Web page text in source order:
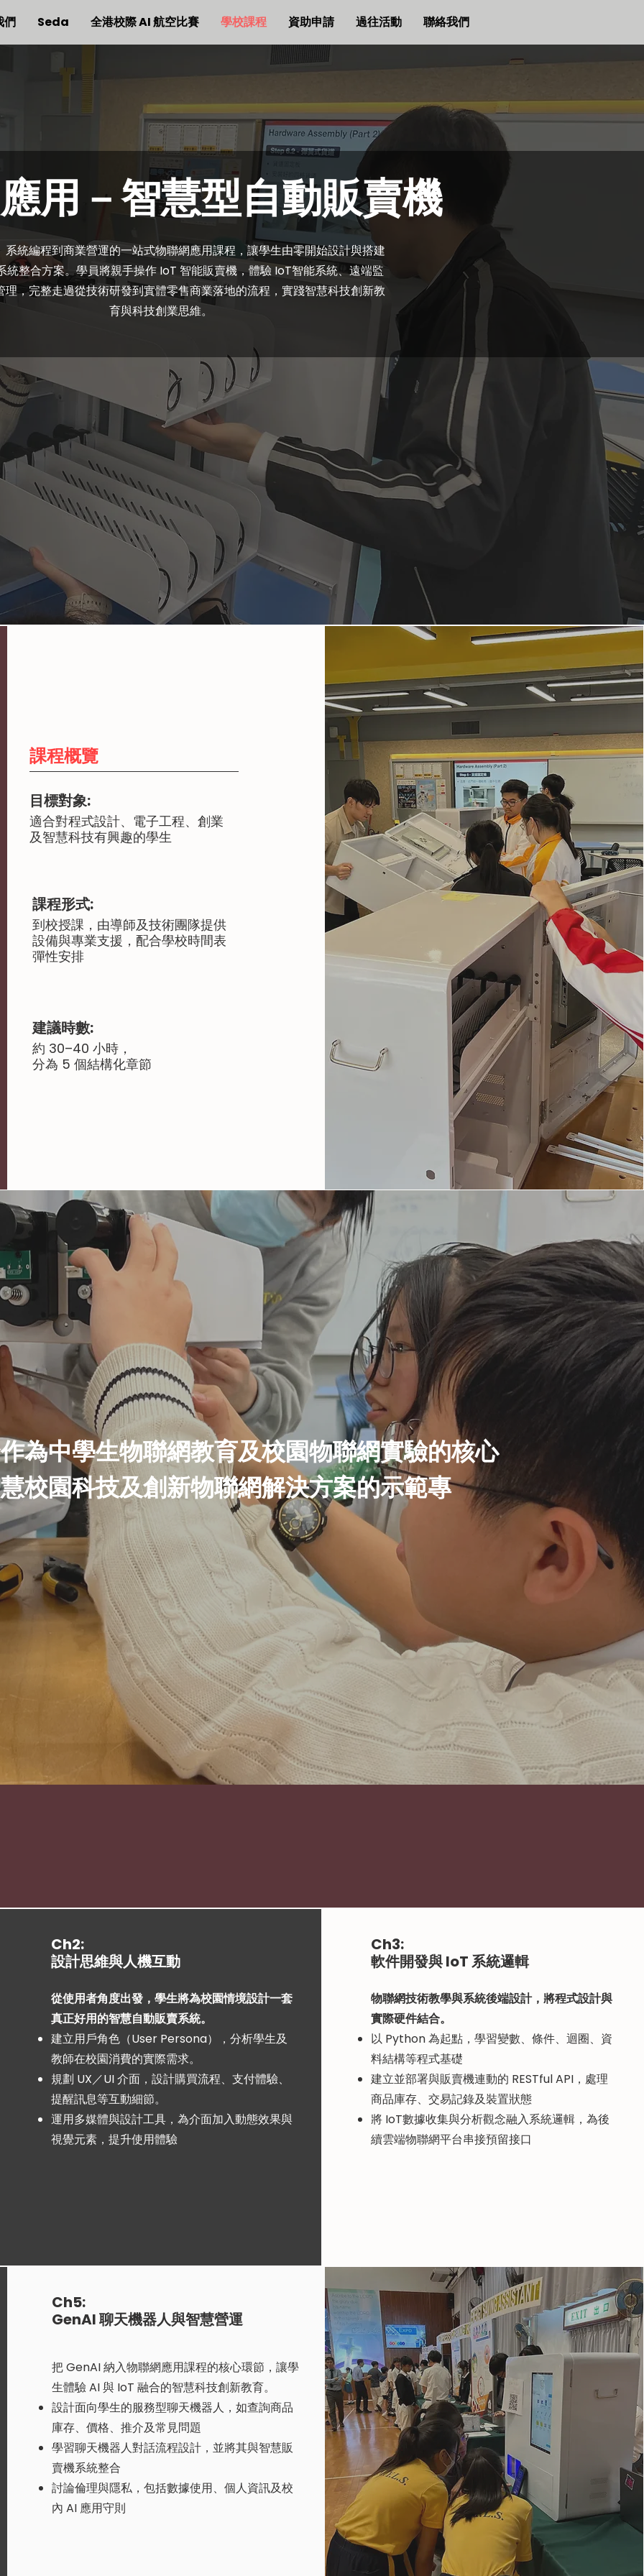
們 Seda 全港校際 AI 航空比賽 學校課程 資助申請 過往活動 聯絡我們
用－智慧型自動販賣機
系統編程到商業營運的一站式物聯網應用課程，讓學生由零開始設計與搭建
統整合方案。學員將親手操作 IoT 智能販賣機，體驗 IoT智能系統、遠端監
理，完整走過從技術研發到實體零售商業落地的流程，實踐智慧科技創新教
育與科技創業思維。
課程概覽
目標對象:
適合對程式設計、電子工程、創業
及智慧科技有興趣的學生
課程形式:
到校授課，由導師及技術團隊提供
設備與專業支援，配合學校時間表
彈性安排
建議時數:
約 30–40 小時，
分為 5 個結構化章節
為中學生物聯網教育及校園物聯網實驗的核心
校園科技及創新物聯網解決方案的示範專
Ch2:
設計思維與人機互動
從使用者角度出發，學生將為校園情境設計一套
真正好用的智慧自動販賣系統。​
建立用戶角色（User Persona），分析學生及
教師在校園消費的實際需求。
規劃 UX／UI 介面，設計購買流程、支付體驗、
提醒訊息等互動細節。
運用多媒體與設計工具，為介面加入動態效果與
視覺元素，提升使用體驗
Ch3:
軟件開發與 IoT 系統邏輯
物聯網技術教學與系統後端設計，將程式設計與
實際硬件結合。​
以 Python 為起點，學習變數、條件、迴圈、資
料結構等程式基礎
建立並部署與販賣機連動的 RESTful API，處理
商品庫存、交易記錄及裝置狀態
將 IoT數據收集與分析觀念融入系統邏輯，為後
續雲端物聯網平台串接預留接口
Ch5:
GenAI 聊天機器人與智慧營運
把 GenAI 納入物聯網應用課程的核心環節，讓學
生體驗 AI 與 IoT 融合的智慧科技創新教育。​
設計面向學生的服務型聊天機器人，如查詢商品
庫存、價格、推介及常見問題
學習聊天機器人對話流程設計，並將其與智慧販
賣機系統整合
討論倫理與隱私，包括數據使用、個人資訊及校
內 AI 應用守則